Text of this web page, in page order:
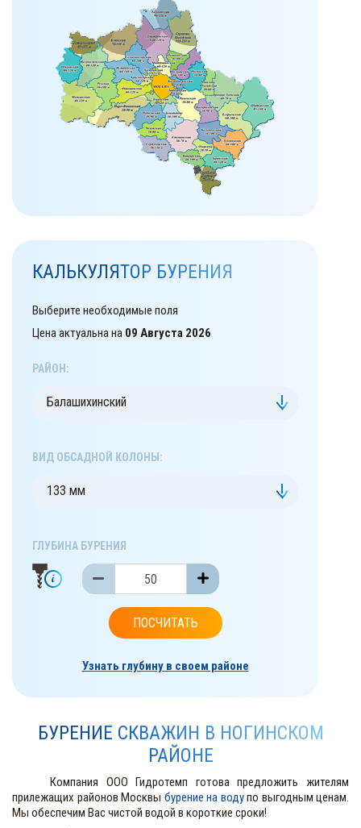
КАЛЬКУЛЯТОР БУРЕНИЯ
Выберите необходимые поля
Цена актуальна на 09 Августа 2026
РАЙОН:
Балашихинский
ВИД ОБСАДНОЙ КОЛОНЫ:
133 мм
ГЛУБИНА БУРЕНИЯ
ПОСЧИТАТЬ
Узнать глубину в своем районе
БУРЕНИЕ СКВАЖИН В НОГИНСКОМ
РАЙОНЕ
Компания ООО Гидротемп готова предложить жителям
прилежащих районов Москвы бурение на водупо выгодным ценам.
Мы обеспечим Вас чистой водой в короткие сроки!